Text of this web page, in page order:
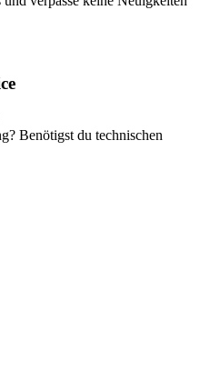
Benötigst du technischen